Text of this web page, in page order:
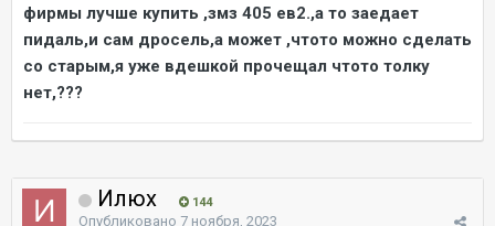
фирмы лучше купить ,змз 405 ев2.,а то заедает
пидаль,и сам дросель,а может ,чтото можно сделать
со старым,я уже вдешкой прочещал чтото толку
нет,???
Илюх 144
Опубликовано 7 ноября, 2023